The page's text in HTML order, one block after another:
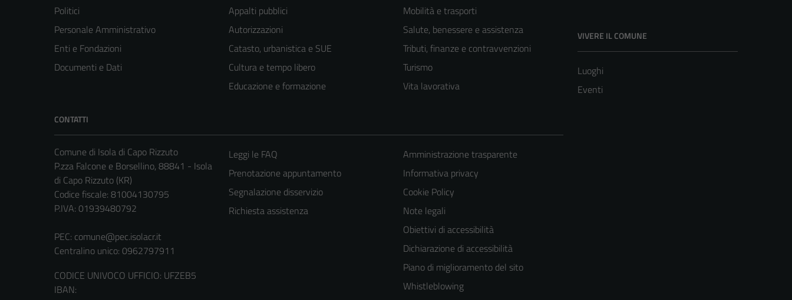
Politici
Personale Amministrativo
Enti e Fondazioni
Documenti e Dati
Appalti pubblici
Autorizzazioni
Catasto, urbanistica e SUE
Cultura e tempo libero
Educazione e formazione
Mobilità e trasporti
Salute, benessere e assistenza
Tributi, finanze e contravvenzioni
Turismo
Vita lavorativa
VIVERE IL COMUNE
Luoghi
Eventi
CONTATTI
Comune di Isola di Capo Rizzuto
P.zza Falcone e Borsellino, 88841 - Isola
di Capo Rizzuto (KR)
Codice fiscale: 81004130795
P.IVA: 01939480792
PEC: comune@pec.isolacr.it
Centralino unico: 0962797911
CODICE UNIVOCO UFFICIO: UFZEB5
IBAN:
Leggi le FAQ
Prenotazione appuntamento
Segnalazione disservizio
Richiesta assistenza
Amministrazione trasparente
Informativa privacy
Cookie Policy
Note legali
Obiettivi di accessibilità
Dichiarazione di accessibilità
Piano di miglioramento del sito
Whistleblowing